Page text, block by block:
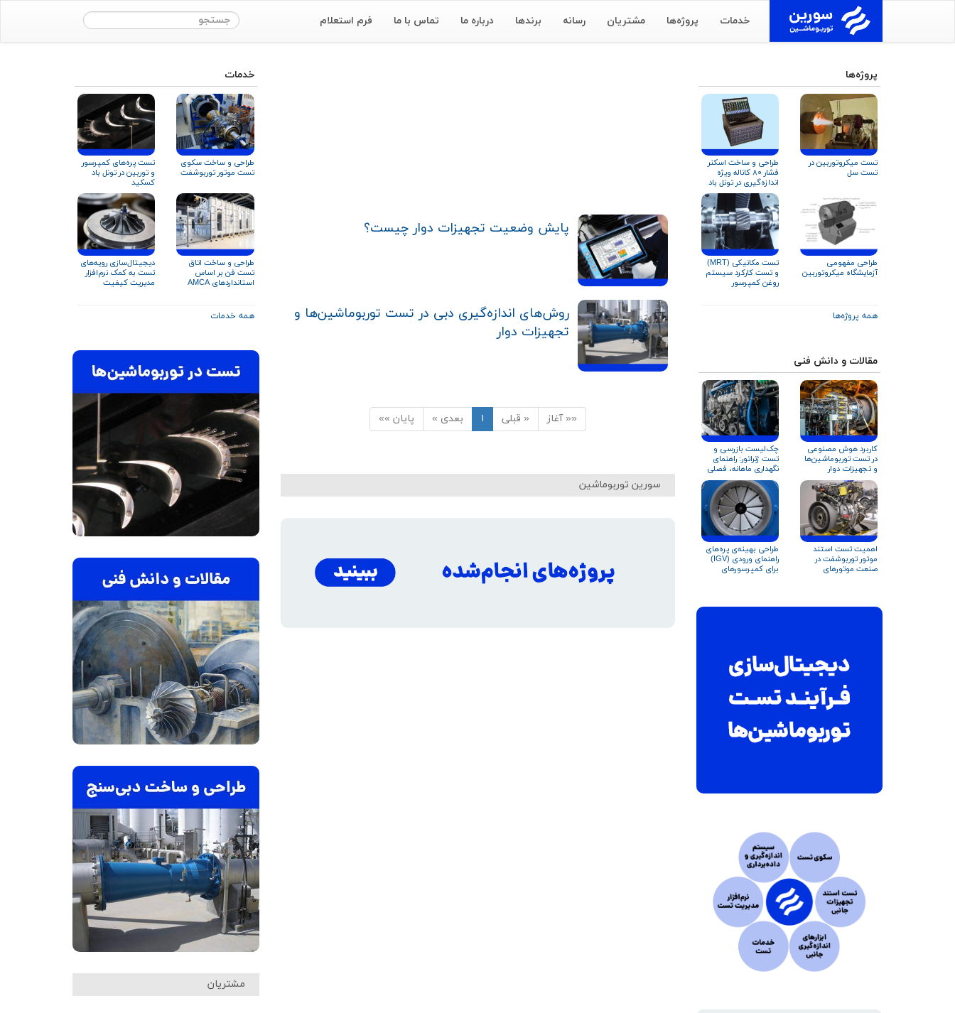
خدمات پروژه‌ها مشتریان رسانه برندها درباره ما تماس با ما فرم استعلام
پروژه‌ها
تست میکروتوربین در
تست سل
طراحی و ساخت اسکنر
فشار ۸۰ کاناله ویژه
اندازه‌گیری در تونل باد
طراحی مفهومی
آزمایشگاه میکروتوربین
تست مکانیکی (MRT)
و تست کارکرد سیستم
روغن کمپرسور
همه پروژه‌ها
مقالات و دانش فنی
کاربرد هوش مصنوعی
در تست توربوماشین‌ها
و تجهیزات دوار
چک‌لیست بازرسی و
تست ژنراتور: راهنمای
نگهداری ماهانه، فصلی
و سالانه
اهمیت تست استند
موتور توربوشفت در
صنعت موتورهای
طراحی بهینه‌‌ی پره‌های
راهنمای ورودی (IGV)
برای کمپرسورهای
پایش وضعیت تجهیزات دوار چیست؟
روش‌های اندازه‌گیری دبی در تست توربوماشین‌ها و
تجهیزات دوار
«« آغاز « قبلی ۱ بعدی » پایان »»
سورین توربوماشین
خدمات
طراحی و ساخت سکوی
تست موتور توربوشفت
تست پره‌های کمپرسور
و توربین در تونل باد
کسکید
طراحی و ساخت اتاق
تست فن بر اساس
استانداردهای AMCA
دیجیتال‌سازی رویه‌های
تست به کمک نرم‌افزار
مدیریت کیفیت
همه خدمات
مشتریان